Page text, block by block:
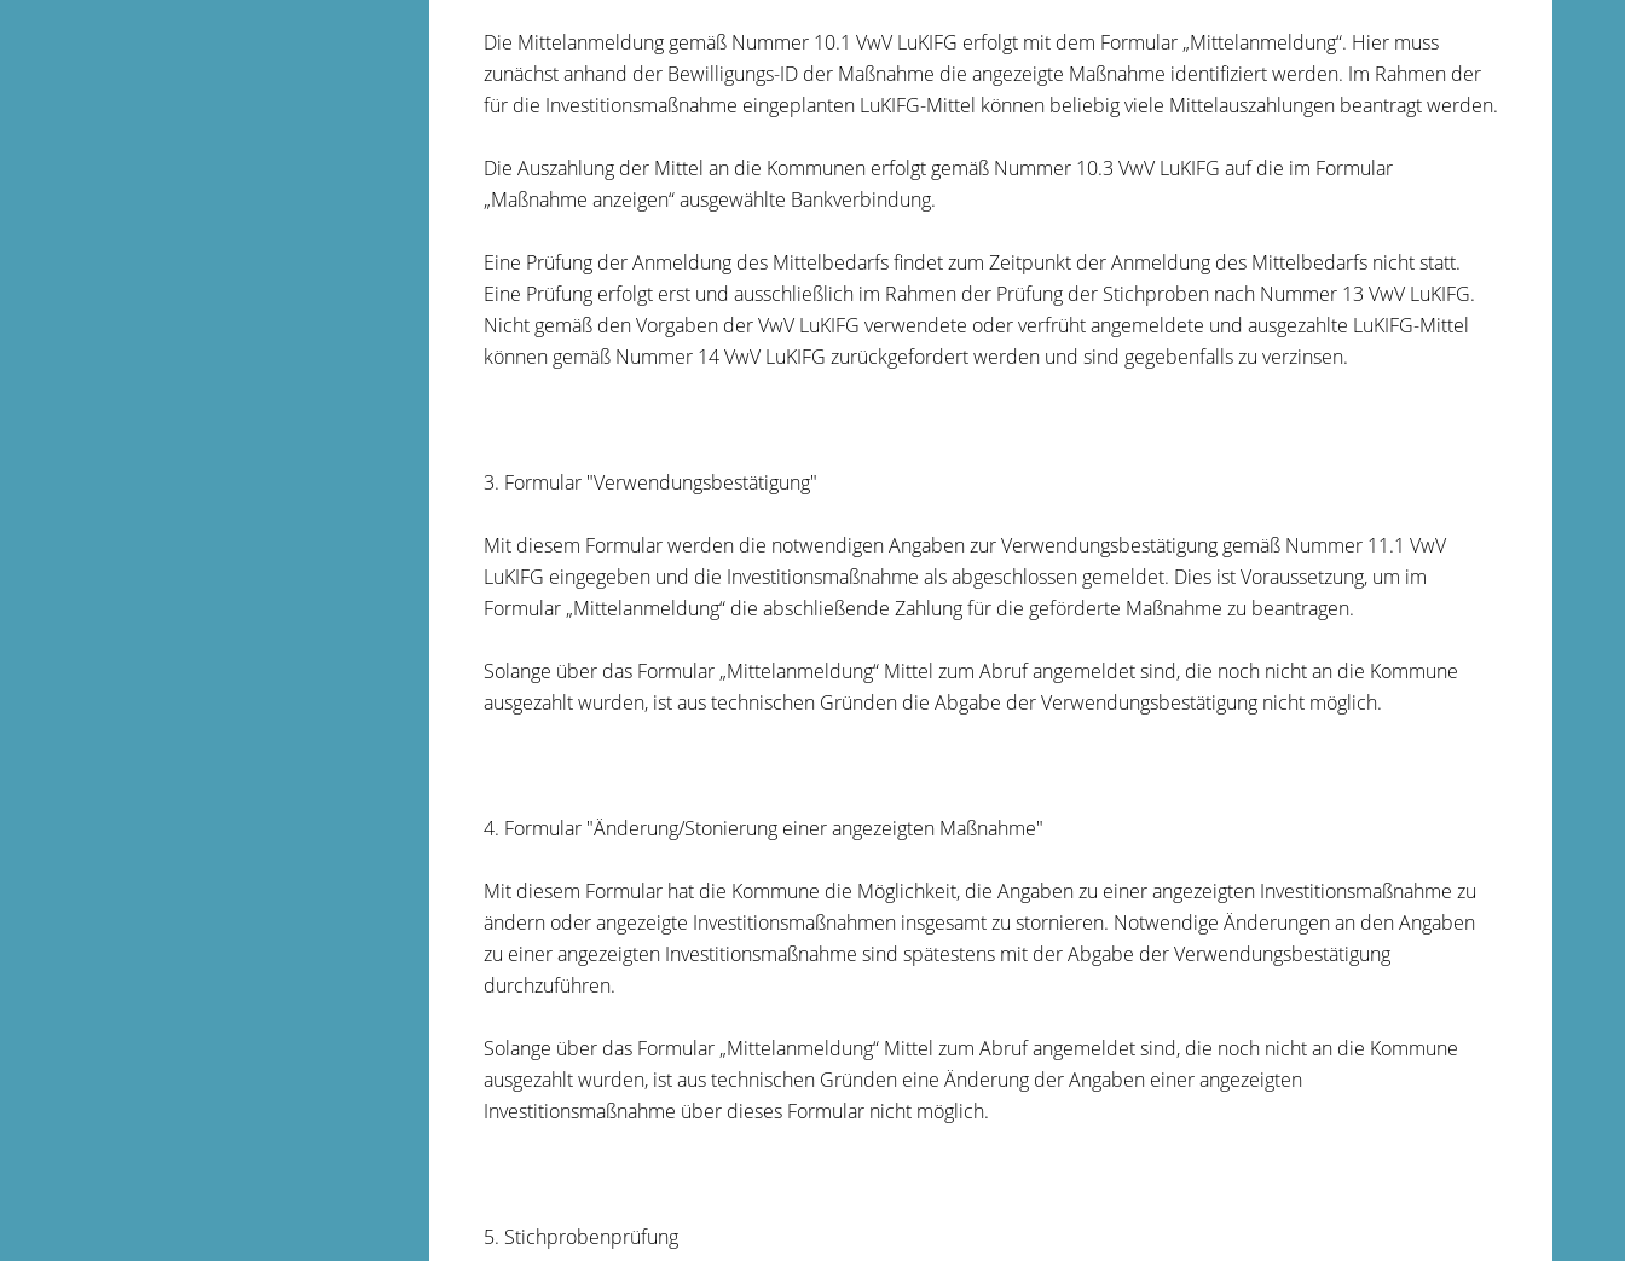
Die Mittelanmeldung gemäß Nummer 10.1 VwV LuKIFG erfolgt mit dem Formular „Mittelanmeldung“. Hier muss
zunächst anhand der Bewilligungs-ID der Maßnahme die angezeigte Maßnahme identifiziert werden. Im Rahmen der
für die Investitionsmaßnahme eingeplanten LuKIFG-Mittel können beliebig viele Mittelauszahlungen beantragt werden.
Die Auszahlung der Mittel an die Kommunen erfolgt gemäß Nummer 10.3 VwV LuKIFG auf die im Formular
„Maßnahme anzeigen“ ausgewählte Bankverbindung.
Eine Prüfung der Anmeldung des Mittelbedarfs findet zum Zeitpunkt der Anmeldung des Mittelbedarfs nicht statt.
Eine Prüfung erfolgt erst und ausschließlich im Rahmen der Prüfung der Stichproben nach Nummer 13 VwV LuKIFG.
Nicht gemäß den Vorgaben der VwV LuKIFG verwendete oder verfrüht angemeldete und ausgezahlte LuKIFG-Mittel
können gemäß Nummer 14 VwV LuKIFG zurückgefordert werden und sind gegebenfalls zu verzinsen.
3. Formular "Verwendungsbestätigung"
Mit diesem Formular werden die notwendigen Angaben zur Verwendungsbestätigung gemäß Nummer 11.1 VwV
LuKIFG eingegeben und die Investitionsmaßnahme als abgeschlossen gemeldet. Dies ist Voraussetzung, um im
Formular „Mittelanmeldung“ die abschließende Zahlung für die geförderte Maßnahme zu beantragen.
Solange über das Formular „Mittelanmeldung“ Mittel zum Abruf angemeldet sind, die noch nicht an die Kommune
ausgezahlt wurden, ist aus technischen Gründen die Abgabe der Verwendungsbestätigung nicht möglich.
4. Formular "Änderung/Stonierung einer angezeigten Maßnahme"
Mit diesem Formular hat die Kommune die Möglichkeit, die Angaben zu einer angezeigten Investitionsmaßnahme zu
ändern oder angezeigte Investitionsmaßnahmen insgesamt zu stornieren. Notwendige Änderungen an den Angaben
zu einer angezeigten Investitionsmaßnahme sind spätestens mit der Abgabe der Verwendungsbestätigung
durchzuführen.
Solange über das Formular „Mittelanmeldung“ Mittel zum Abruf angemeldet sind, die noch nicht an die Kommune
ausgezahlt wurden, ist aus technischen Gründen eine Änderung der Angaben einer angezeigten
Investitionsmaßnahme über dieses Formular nicht möglich.
5. Stichprobenprüfung